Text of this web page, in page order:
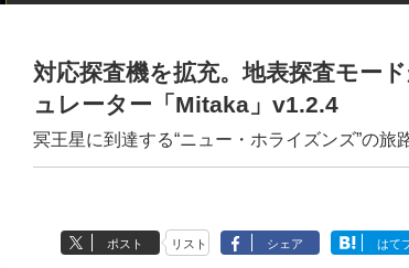
対応探査機を拡充。地表探査モー
ュレーター「Mitaka」v1.2.4
冥王星に到達する“ニュー・ホライズンズ”の旅
ポスト リスト シェア はて